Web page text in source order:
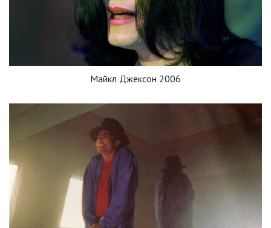
Майкл Джексон 2006